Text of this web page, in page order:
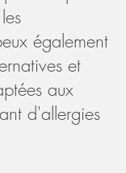
également
et
aux
d'allergies